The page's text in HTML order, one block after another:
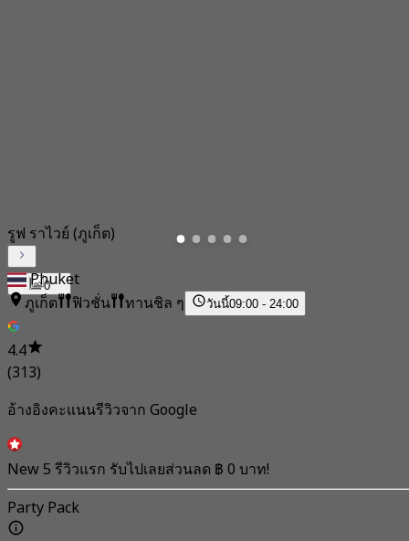
0
รูฟ ราไวย์ (ภูเก็ต)
Phuket
ภูเก็ต
ฟิวชั่น ทานชิล ๆ วันนี้09:00 - 24:00
4.4
(313)
อ้างอิงคะแนนรีวิวจาก Google
New 5 รีวิวแรก รับไปเลยส่วนลด ฿ 0 บาท!
Party Pack